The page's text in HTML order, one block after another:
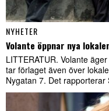
NYHETER
Volante öppnar nya
LITTERATUR. Volante
tar förlaget även över
Nygatan 7. Det rapporterar